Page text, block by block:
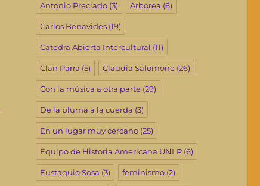
Antonio Preciado(3) Arborea (6)
Carlos Benavides(19)
Catedra Abierta Intercultural (11)
Clan Parra (5) Claudia Salomone(26)
Con la música a otra parte(29)
De la pluma a la cuerda (3)
En un lugar muy cercano(25)
Equipo de Historia Americana UNLP(6)
Eustaquio Sosa (3) feminismo(2)